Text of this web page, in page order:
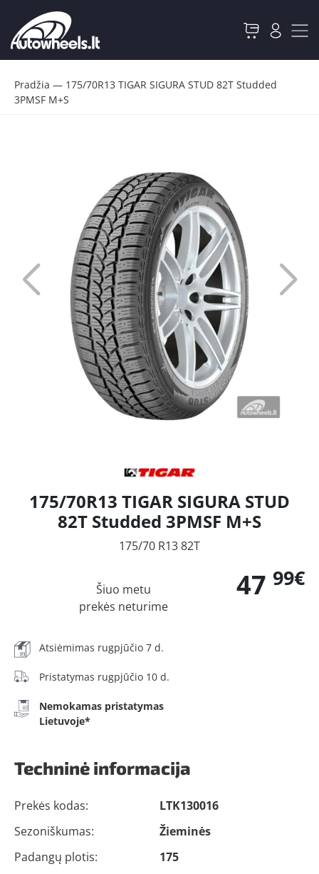
Pradžia — 175/70R13 TIGAR SIGURA STUD 82T Studded
3PMSF M+S
175/70R13 TIGAR SIGURA STUD
82T Studded 3PMSF M+S
175/70 R13 82T
47 99€
Šiuo metu
prekės neturime
Atsiėmimas rugpjūčio 7 d.
Pristatymas rugpjūčio 10 d.
Nemokamas pristatymas
Lietuvoje*
Techninė informacija
Prekės kodas:
LTK130016
Sezoniškumas:
Žieminės
Padangų plotis:
175